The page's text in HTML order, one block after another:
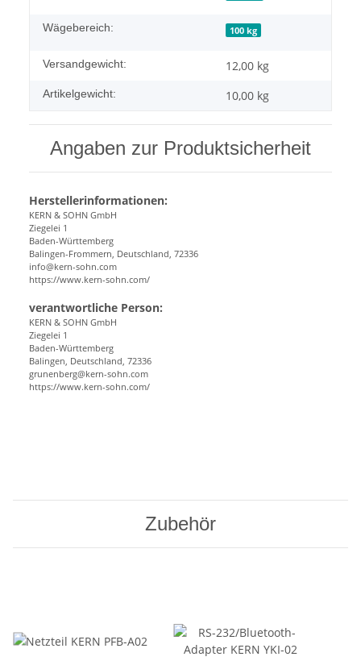
Wägebereich: 100 kg
Versandgewicht: 12,00 kg
Artikelgewicht: 10,00 kg
Angaben zur Produktsicherheit
Herstellerinformationen:
KERN & SOHN GmbH
Ziegelei 1
Baden-Württemberg
Balingen-Frommern, Deutschland, 72336
info@kern-sohn.com
https://www.kern-sohn.com/
verantwortliche Person:
KERN & SOHN GmbH
Ziegelei 1
Baden-Württemberg
Balingen, Deutschland, 72336
grunenberg@kern-sohn.com
https://www.kern-sohn.com/
Zubehör